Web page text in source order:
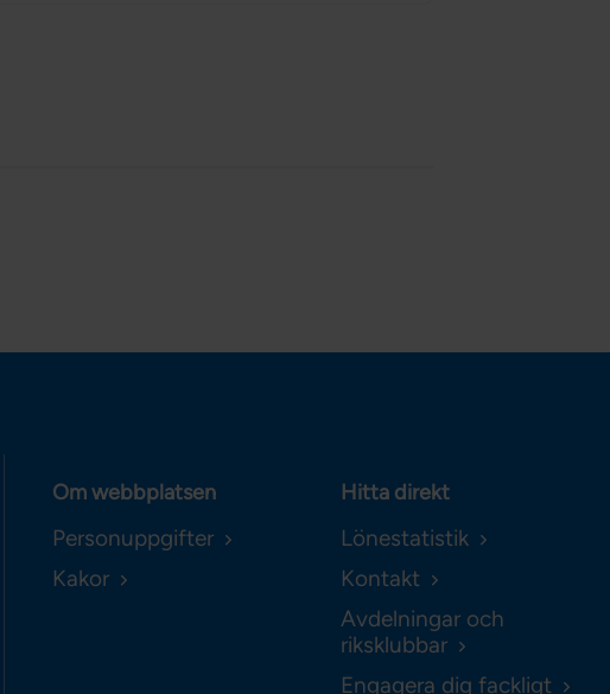
Om webbplatsen
Personuppgifter
Kakor
Hitta direkt
Lönestatistik
Kontakt
Avdelningar och
riksklubbar
Engagera dig fackligt